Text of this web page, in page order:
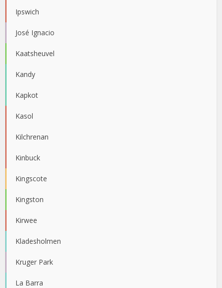
Ipswich
José Ignacio
Kaatsheuvel
Kandy
Kapkot
Kasol
Kilchrenan
Kinbuck
Kingscote
Kingston
Kirwee
Kladesholmen
Kruger Park
La Barra